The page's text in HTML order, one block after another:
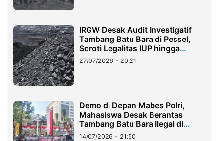
IRGW Desak Audit Investigatif
Tambang Batu Bara di Pessel,
Soroti Legalitas IUP hingga
Stockpile
27/07/2026 - 20:21
Demo di Depan Mabes Polri,
Mahasiswa Desak Berantas
Tambang Batu Bara Ilegal di
Lampung
14/07/2026 - 21:50